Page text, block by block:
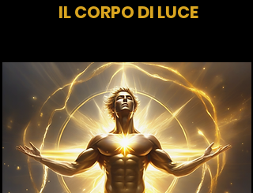
IL CORPO DI LUCE